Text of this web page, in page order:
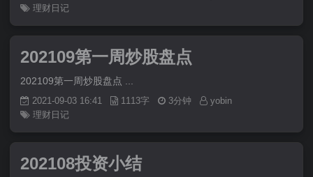
理财日记
202109第一周炒股盘点
2021-09-03 16:41 1113字 3分钟
yobin
理财日记
202108投资小结